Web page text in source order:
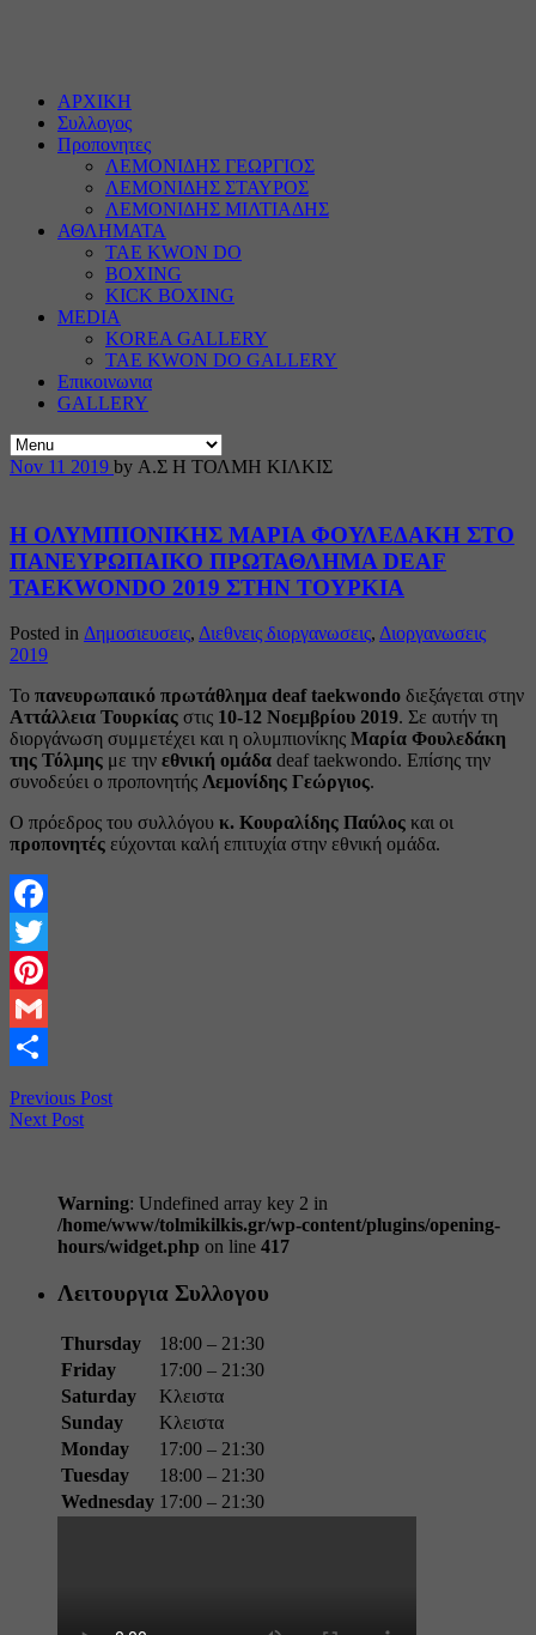
ΑΡΧΙΚΗ
Συλλογος
Προπονητες
ΛΕΜΟΝΙΔΗΣ ΓΕΩΡΓΙΟΣ
ΛΕΜΟΝΙΔΗΣ ΣΤΑΥΡΟΣ
ΛΕΜΟΝΙΔΗΣ ΜΙΛΤΙΑΔΗΣ
ΑΘΛΗΜΑΤΑ
TAE KWON DO
BOXING
KICK BOXING
MEDIA
KOREA GALLERY
TAE KWON DO GALLERY
Επικοινωνια
GALLERY
Nov 11 2019 by Α.Σ Η ΤΟΛΜΗ ΚΙΛΚΙΣ
Η ΟΛΥΜΠΙΟΝΙΚΗΣ ΜΑΡΙΑ ΦΟΥΛΕΔΑΚΗ ΣΤΟ
ΠΑΝΕΥΡΩΠΑΙΚΟ ΠΡΩΤΑΘΛΗΜΑ DEAF
TAEKWONDO 2019 ΣΤΗΝ ΤΟΥΡΚΙΑ
Posted in Δημοσιευσεις, Διεθνεις διοργανωσεις, Διοργανωσεις
2019
Το πανευρωπαικό πρωτάθλημα deaf taekwondo διεξάγεται στην
Αττάλλεια Τουρκίας στις 10-12 Νοεμβρίου 2019. Σε αυτήν τη
διοργάνωση συμμετέχει και η ολυμπιονίκης Μαρία Φουλεδάκη
της Τόλμης με την εθνική ομάδα deaf taekwondo. Επίσης την
συνοδεύει ο προπονητής Λεμονίδης Γεώργιος.
Ο πρόεδρος του συλλόγου κ. Κουραλίδης Παύλος και οι
προπονητές εύχονται καλή επιτυχία στην εθνική ομάδα.
Facebook
Twitter
Pinterest
Gmail
Previous Post
Next Post
Warning: Undefined array key 2 in
/home/www/tolmikilkis.gr/wp-content/plugins/opening-
hours/widget.php on line 417
Λειτουργια Συλλογου
Thursday
18:00 – 21:30
Friday
17:00 – 21:30
Saturday
Κλειστα
Sunday
Κλειστα
Monday
17:00 – 21:30
Tuesday
18:00 – 21:30
Wednesday 17:00 – 21:30